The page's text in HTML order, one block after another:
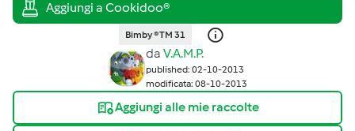
Bimby ® TM 31
da V.A.M.P.
published: 02-10-2013
modificata: 08-10-2013
Aggiungi alle mie raccolte